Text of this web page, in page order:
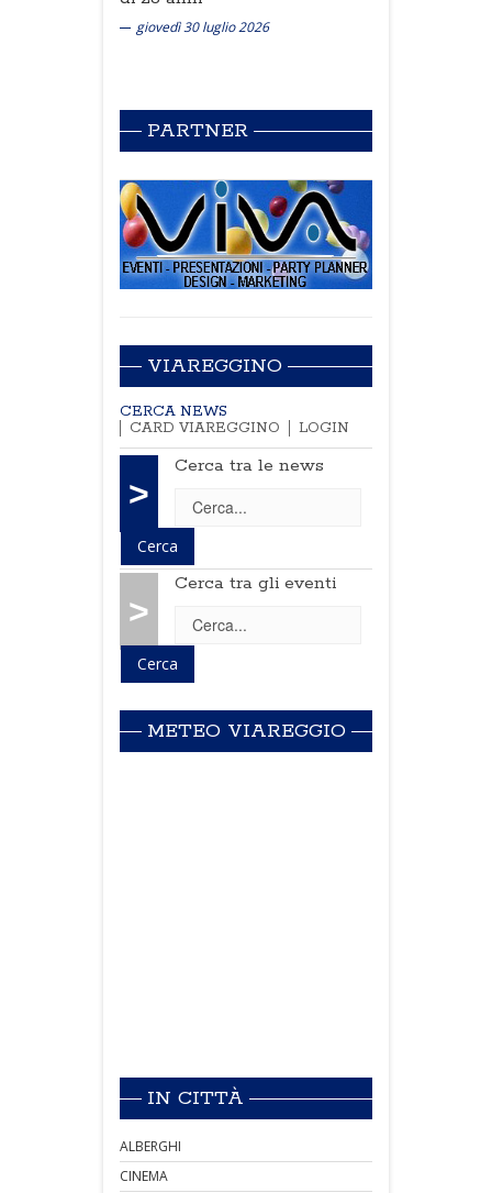
giovedì 30 luglio 2026
PARTNER
VIAREGGINO
CERCA NEWS
CARD VIAREGGINO
LOGIN
>
Cerca tra le news
>
Cerca tra gli eventi
METEO VIAREGGIO
IN CITTÀ
ALBERGHI
CINEMA